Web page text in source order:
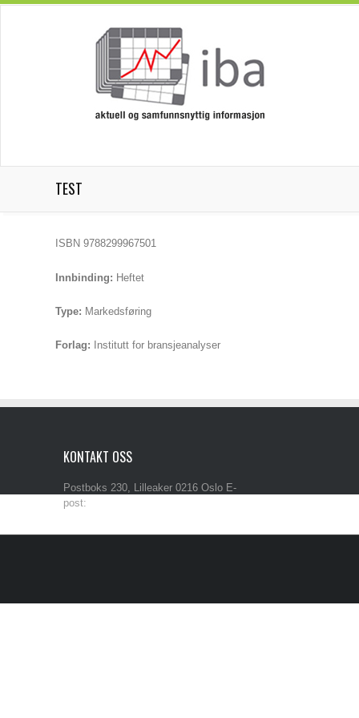
TEST
ISBN 9788299967501
Innbinding: Heftet
Type: Markedsføring
Forlag: Institutt for bransjeanalyser
KONTAKT OSS
Postboks 230, Lilleaker 0216 Oslo E-
post: